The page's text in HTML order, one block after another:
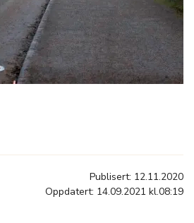
Publisert: 12.11.2020
Oppdatert: 14.09.2021 kl.08:19